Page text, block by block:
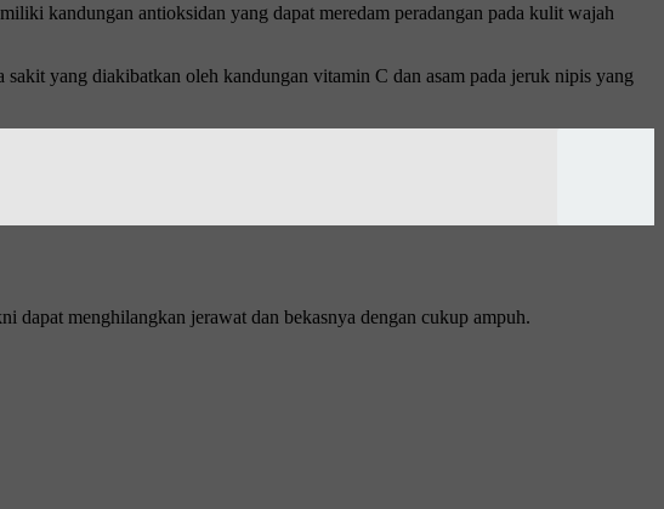
kandungan antioksidan yang dapat meredam peradangan pada kulit wajah
yang diakibatkan oleh kandungan vitamin C dan asam pada jeruk nipis yang
dapat menghilangkan jerawat dan bekasnya dengan cukup ampuh.